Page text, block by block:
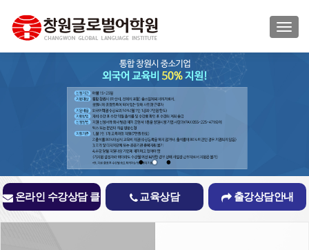
온라인 수강상담 클
릭
교육상담 출강상담안내